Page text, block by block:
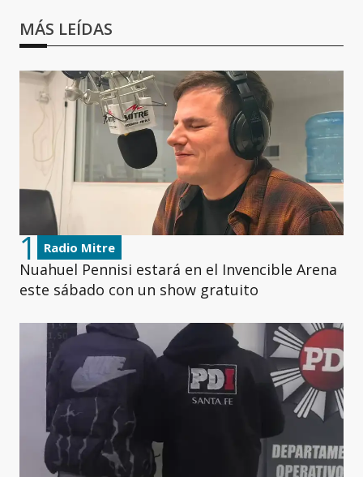
MÁS LEÍDAS
1 Radio Mitre
Nuahuel Pennisi estará en el Invencible Arena
este sábado con un show gratuito